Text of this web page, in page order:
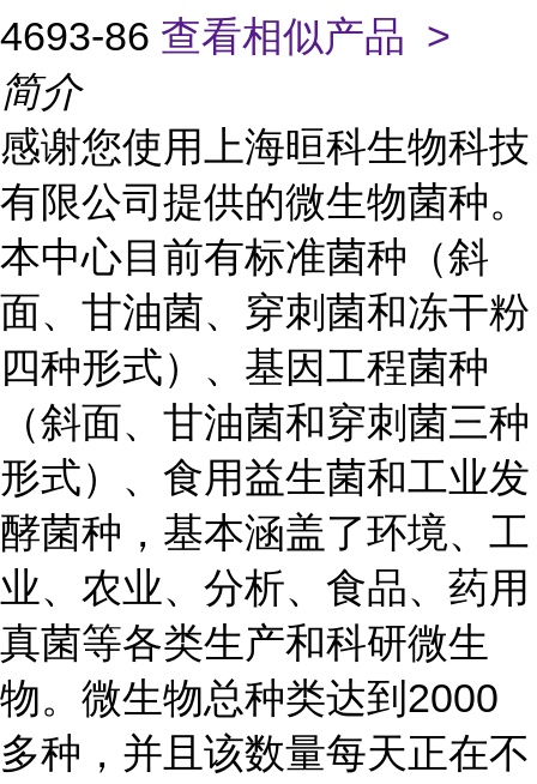
4693-86 查看相似产品 >
简介
感谢您使用上海晅科生物科技
有限公司提供的微生物菌种。
本中心目前有标准菌种（斜
面、甘油菌、穿刺菌和冻干粉
四种形式）、基因工程菌种
（斜面、甘油菌和穿刺菌三种
形式）、食用益生菌和工业发
酵菌种，基本涵盖了环境、工
业、农业、分析、食品、药用
真菌等各类生产和科研微生
物。微生物总种类达到2000
多种，并且该数量每天正在不